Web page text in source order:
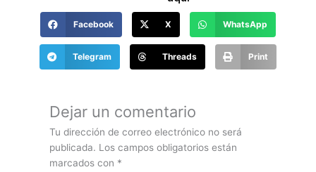
Facebook X WhatsApp
Telegram Threads Print
Dejar un comentario
Tu dirección de correo electrónico no será
publicada. Los campos obligatorios están
marcados con *